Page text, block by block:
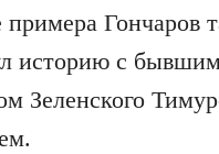
примера Гончаров
историю с
Зеленского